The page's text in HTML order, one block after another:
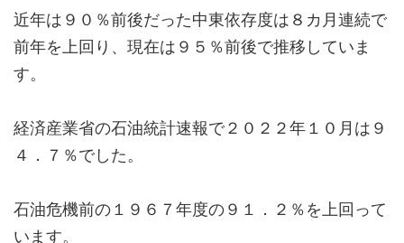
近年は９０％前後だった中東依存度は８カ月連続で
前年を上回り、現在は９５％前後で推移していま
す。
経済産業省の石油統計速報で２０２２年１０月は９
４．７％でした。
石油危機前の１９６７年度の９１．２％を上回って
います。